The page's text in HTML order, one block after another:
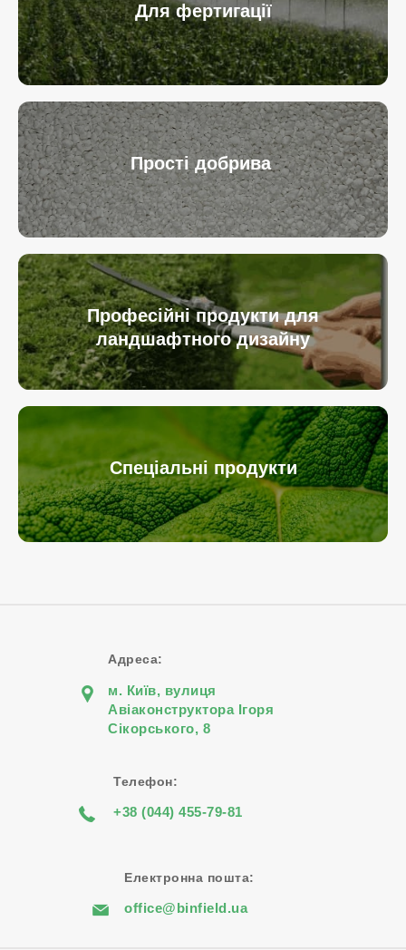
Для фертигації
Прості добрива
Професійні продукти для
ландшафтного дизайну
Спеціальні продукти
Адреса:
м. Київ, вулиця
Авіаконструктора Iгоря
Сiкорського, 8
Телефон:
+38 (044) 455-79-81
Електронна пошта:
office@binfield.ua